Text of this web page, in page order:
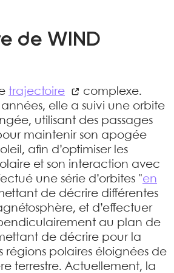
de WIND
trajectoire
complexe.
elle a suivi une orbite
utilisant des passages
maintenir son apogée
afin d’optimiser les
et son interaction avec
une série d’orbites "en
de décrire différentes
et d’effectuer
au plan de
de décrire pour la
régions polaires éloignées de
terrestre. Actuellement, la